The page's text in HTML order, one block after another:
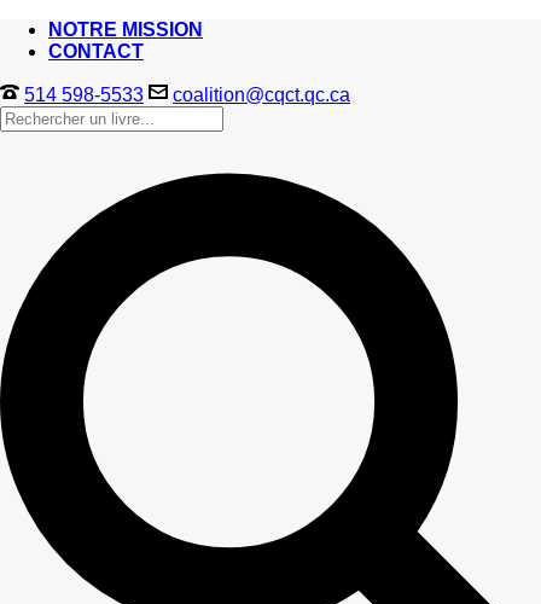
NOTRE MISSION
CONTACT
514 598-5533 coalition@cqct.qc.ca